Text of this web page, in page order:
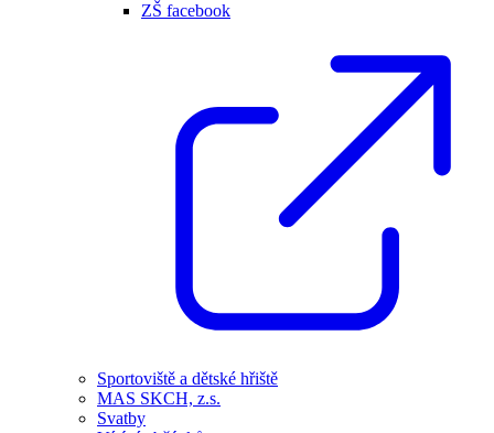
ZŠ facebook
Sportoviště a dětské hřiště
MAS SKCH, z.s.
Svatby